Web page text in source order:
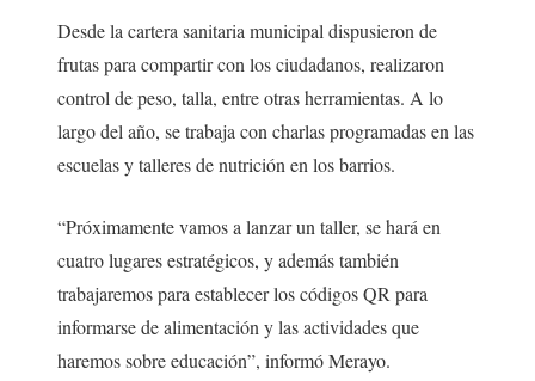
Desde la cartera sanitaria municipal dispusieron de
frutas para compartir con los ciudadanos, realizaron
control de peso, talla, entre otras herramientas. A lo
largo del año, se trabaja con charlas programadas en las
escuelas y talleres de nutrición en los barrios.
“Próximamente vamos a lanzar un taller, se hará en
cuatro lugares estratégicos, y además también
trabajaremos para establecer los códigos QR para
informarse de alimentación y las actividades que
haremos sobre educación”, informó Merayo.